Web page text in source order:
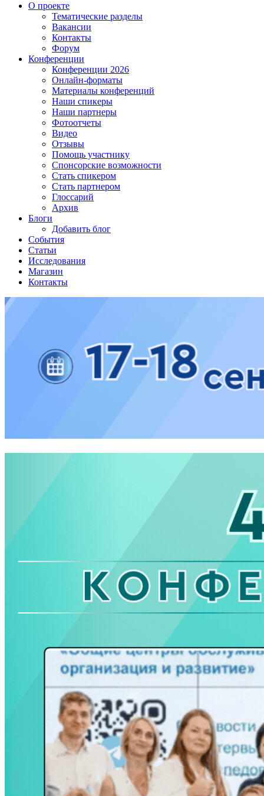
О проекте
Тематические разделы
Вакансии
Контакты
Форум
Конференции
Конференции 2026
Онлайн-форматы
Материалы конференций
Наши спикеры
Наши партнеры
Фотоотчеты
Видео
Отзывы
Помощь участнику
Спонсорские возможности
Стать спикером
Стать партнером
Глоссарий
Архив
Блоги
Добавить блог
События
Статьи
Исследования
Магазин
Контакты